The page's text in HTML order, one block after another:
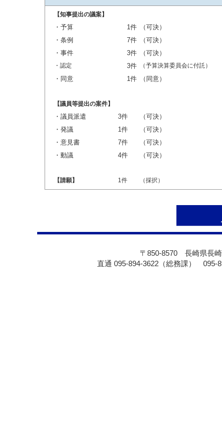
【知事提出の議案】
・予算 1件
（可決）
・条例
7件
（可決）
・事件
3件 （可決）
・認定 3件 （予算決算委員会に付託）
・同意 1件 （同意）
【議員等提出の案件】
・議員派遣 3件
（可決）
・発議
1件
（可決）
・意見書
7件
（可決）
・動議
4件 （可決）
【請願】 1件 （採択）
〒850-8570 長崎県長
直通 095-894-3622（総務課） 095-